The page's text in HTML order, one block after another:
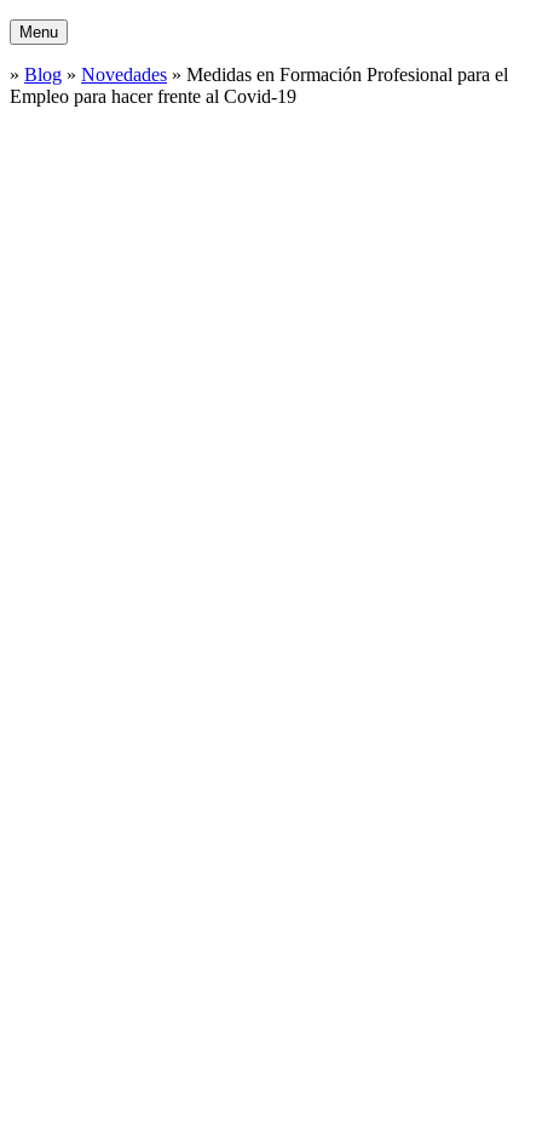
Menu
» Blog » Novedades » Medidas en Formación Profesional para el
Empleo para hacer frente al Covid-19